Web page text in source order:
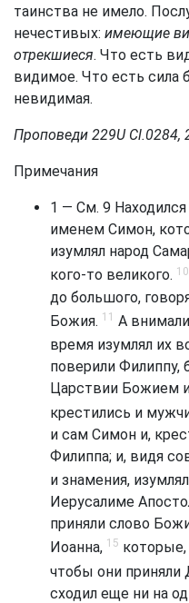
таинства не имело.
нечестивых: имеющие
отрекшиеся. Что есть
видимое. Что есть сила
невидимая.
Проповеди 229U Cl.0284,
Примечания
1 — См. 9
именем Симон,
изумлял народ
кого-то великого. 10
до большого,
Божия. 11 А
время изумлял их
поверили
Царствии Божием
крестились и
и сам Симон и,
Филиппа; и, видя
и знамения,
Иерусалиме
приняли слово
Иоанна, 15 которые,
чтобы они приняли
сходил еще ни на